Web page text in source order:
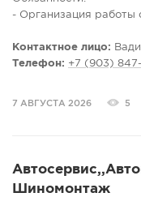
- Организация работы
Требование:
Остальные вопросы по
Контактное лицо:
Телефон: +7 (903)
7 АВГУСТА 2026 5
Шиномонтаж